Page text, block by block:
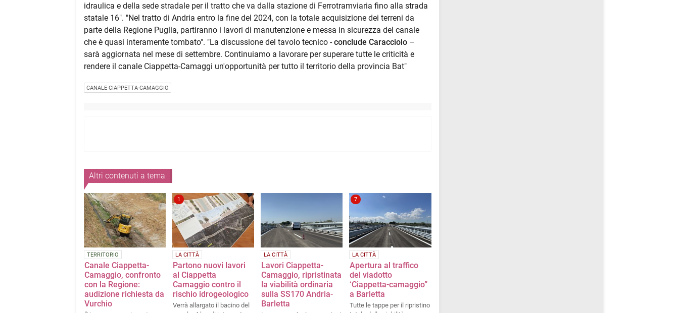
idraulica e della sede stradale per il tratto che va dalla stazione di Ferrotramviaria fino alla strada
statale 16". "Nel tratto di Andria entro la fine del 2024, con la totale acquisizione dei terreni da
parte della Regione Puglia, partiranno i lavori di manutenzione e messa in sicurezza del canale
che è quasi interamente tombato". "La discussione del tavolo tecnico -conclude Caracciolo–
sarà aggiornata nel mese di settembre. Continuiamo a lavorare per superare tutte le criticità e
rendere il canale Ciappetta-Camaggi un'opportunità per tutto il territorio della provincia Bat"
CANALE CIAPPETTA-CAMAGGIO
Altri contenuti a tema
TERRITORIO
Canale Ciappetta-
Camaggio, confronto
con la Regione:
audizione richiesta da
Vurchio
1
LA CITTÀ
Partono nuovi lavori
al Ciappetta
Camaggio contro il
rischio idrogeologico
Verrà allargato il bacino del
LA CITTÀ
Lavori Ciappetta-
Camaggio, ripristinata
la viabilità ordinaria
sulla SS170 Andria-
Barletta
7
LA CITTÀ
Apertura al traffico
del viadotto
‘Ciappetta-camaggio”
a Barletta
Tutte le tappe per il ripristino